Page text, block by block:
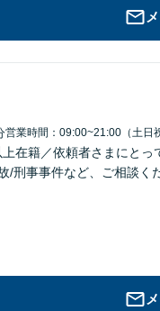
営業時間：09:00~21:00（土日
在籍／依頼者さまにと
刑事事件など、ご相談く